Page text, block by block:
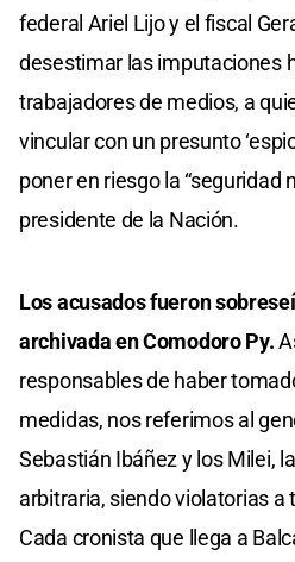
federal Ariel Lijo y el fiscal
desestimar las imputaciones
trabajadores de medios, a
vincular con un presunto
poner en riesgo la “seguridad
presidente de la Nación.
Los acusados fueron
archivada en Comodoro Py.
responsables de haber
medidas, nos referimos al
Sebastián Ibáñez y los Milei,
arbitraria, siendo violatorias
Cada cronista que llega a